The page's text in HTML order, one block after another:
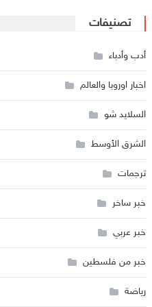
تصنيفات
أدب وأدباء
اخبار اوروبا والعالم
السلايد شو
الشرق الأوسط
ترجمات
خبر ساخر
خبر عربي
خبر من فلسطين
رياضة